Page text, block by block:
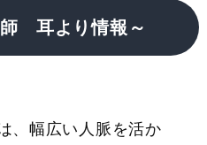
師 耳より情報～
、幅広い人脈を活か